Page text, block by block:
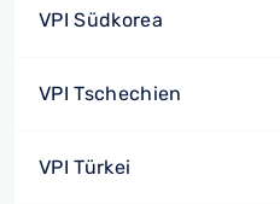
VPI Südkorea
VPI Tschechien
VPI Türkei